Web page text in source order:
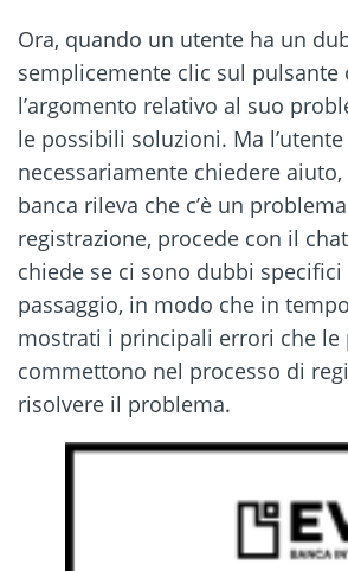
Ora, quando un utente ha un
semplicemente clic sul pulsante
l’argomento relativo al suo
le possibili soluzioni. Ma
necessariamente chiedere aiuto,
banca rileva che c’è un
registrazione, procede con il
chiede se ci sono dubbi
passaggio, in modo che in
mostrati i principali errori che le
commettono nel processo di
risolvere il problema.